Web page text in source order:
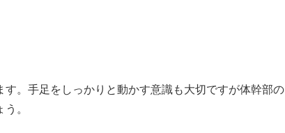
。手足をしっかりと動かす意識も大切ですが体幹部の
。